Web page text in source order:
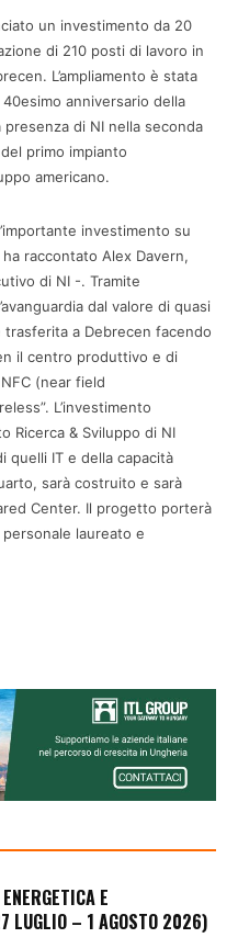
un investimento da 20
di 210 posti di lavoro in
L’ampliamento è stata
anniversario della
di NI nella seconda
primo impianto
americano.
investimento su
ha raccontato Alex Davern,
di NI -. Tramite
dal valore di quasi
a Debrecen facendo
il centro produttivo e di
(near field
L’investimento
Ricerca & Sviluppo di NI
quelli IT e della capacità
sarà costruito e sarà
Center. Il progetto porterà
laureato e
E
LUGLIO – 1 AGOSTO 2026)